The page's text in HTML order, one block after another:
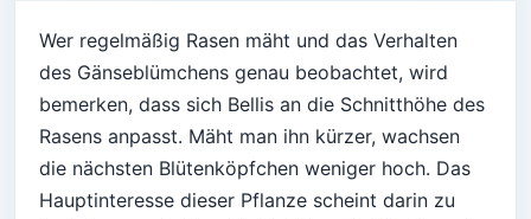
Wer regelmäßig Rasen mäht und das Verhalten
des Gänseblümchens genau beobachtet, wird
bemerken, dass sich Bellis an die Schnitthöhe des
Rasens anpasst. Mäht man ihn kürzer, wachsen
die nächsten Blütenköpfchen weniger hoch. Das
Hauptinteresse dieser Pflanze scheint darin zu